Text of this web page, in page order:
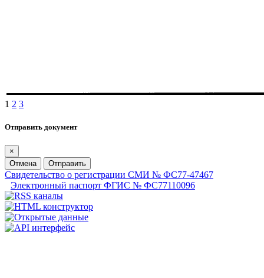
1 2 3
Отправить документ
×
Отмена
Отправить
Свидетельство о регистрации СМИ № ФС77-47467
Электронный паспорт ФГИС № ФС77110096